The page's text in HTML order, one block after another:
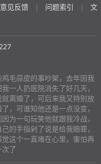
一句实话，等到过完春
家里面找了一个女人还带
女人在街上逛街，我就搞
时候我们还没有离婚他就
时候，他也回来了，我
，他就闹着要离婚，当时
间我冷静的想了一下，我
了，有点忽略他的感受，
压力比较大，一个男人一
，最后他就选择了逃避，
为我们装修房子欠了10万
我复婚，其实我还是想想
间我心里面真的是放不
么的，当时我们在一起我
回真惜彼此。可是在他眼
喜欢我，他不想在给儿子
出代价，一无所有，每次
在我眼前，威胁我鱼死网
打架我身上都会有很多伤
伤害，担心，害怕，孔
们都在冷战。他看见我很
我害的，因为我想叫他做
以此都是我的错。他说
爱的年龄了，他42我
有想这个女人想要的是什
说永远等着我，可是这才
度大转变了！真是有点
班，他总是不说，要不就
通电话，他也不会对我有
了，我现在搞不懂他到底
？还是拖着我找别人呢？
意见反馈 | 问题索引 |
文
毛蒜皮的事吵架，去年因我
一人扔医院消失了好几天，
离婚了，可后来我又特别放
，可谁知他还是一点没变，
为一句玩笑他就跟我冷战，
的手指剁了说是给我赔罪，
这个一直堵在心里，害怕再
了